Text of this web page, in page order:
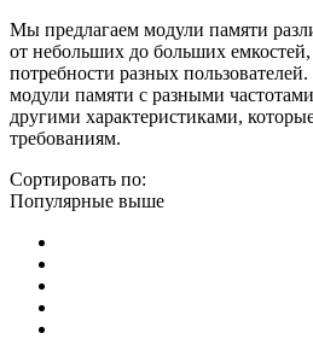
Мы предлагаем модули памяти
от небольших до больших
потребности разных
модули памяти с разными
другими характеристиками,
требованиям.
Сортировать по:
Популярные выше